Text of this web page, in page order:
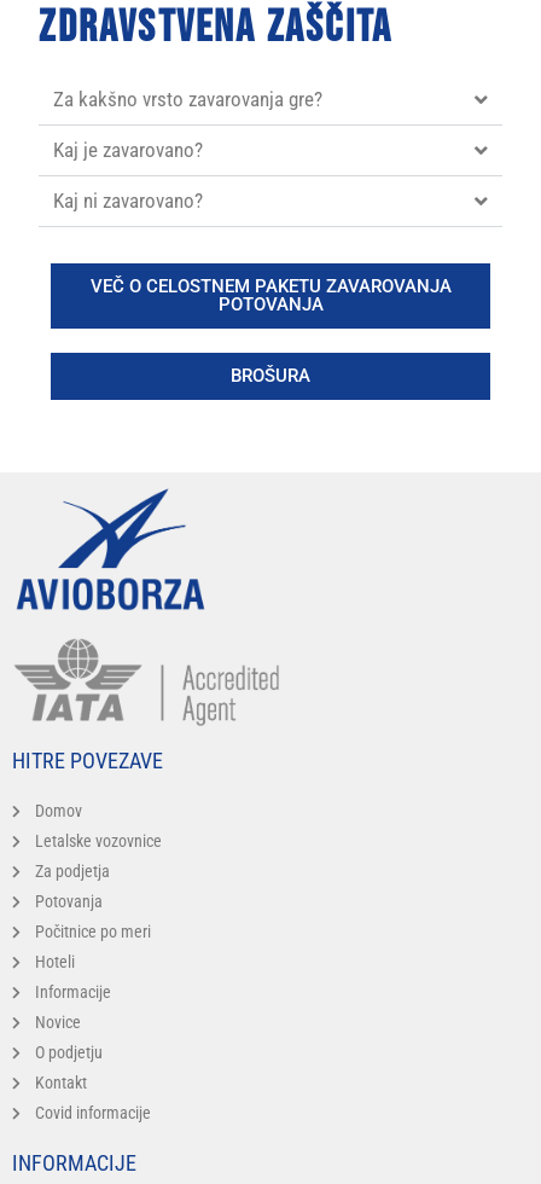
Zdravstvena zaščita
Za kakšno vrsto zavarovanja gre?
Kaj je zavarovano?
Kaj ni zavarovano?
VEČ O CELOSTNEM PAKETU ZAVAROVANJA
POTOVANJA
BROŠURA
HITRE POVEZAVE
Domov
Letalske vozovnice
Za podjetja
Potovanja
Počitnice po meri
Hoteli
Informacije
Novice
O podjetju
Kontakt
Covid informacije
INFORMACIJE